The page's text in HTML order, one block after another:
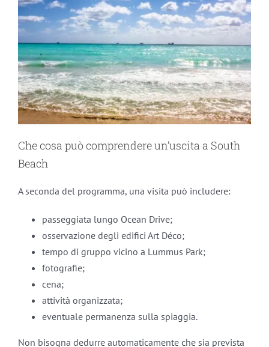
Che cosa può comprendere un’uscita a South
Beach
A seconda del programma, una visita può includere:
passeggiata lungo Ocean Drive;
osservazione degli edifici Art Déco;
tempo di gruppo vicino a Lummus Park;
fotografie;
cena;
attività organizzata;
eventuale permanenza sulla spiaggia.
Non bisogna dedurre automaticamente che sia prevista